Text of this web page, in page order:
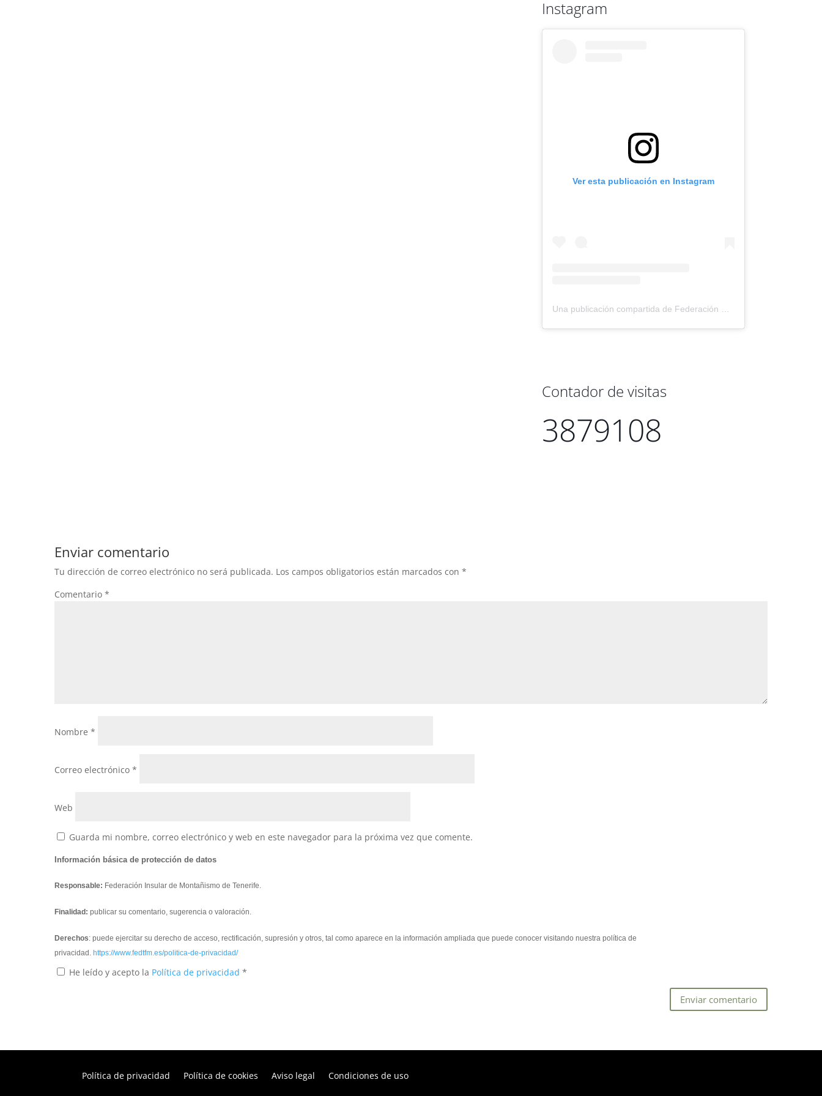
Instagram
Ver esta publicación en Instagram
Contador de visitas
3879108
Enviar comentario
Tu dirección de correo electrónico no será publicada. Los campos obligatorios están marcados con *
Comentario *
Nombre *
Correo electrónico *
Web
Guarda mi nombre, correo electrónico y web en este navegador para la próxima vez que comente.
Información básica de protección de datos
Responsable: Federación Insular de Montañismo de Tenerife.
Finalidad: publicar su comentario, sugerencia o valoración.
Derechos: puede ejercitar su derecho de acceso, rectificación, supresión y otros, tal como aparece en la información ampliada que puede conocer visitando nuestra política de
privacidad. https://www.fedtfm.es/politica-de-privacidad/
He leído y acepto la Política de privacidad *
Política de privacidad Política de cookies Aviso legal Condiciones de uso